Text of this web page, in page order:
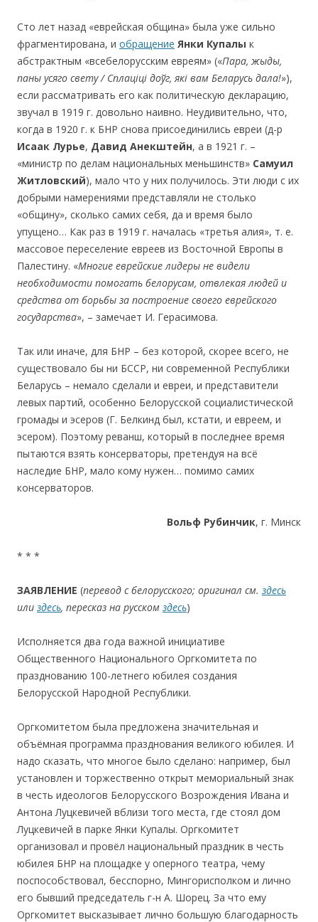
Сто лет назад «еврейская община» была уже сильно
фрагментирована, и обращение Янки Купалы к
абстрактным «всебелорусским евреям» («Пара, жыды,
паны усяго свету / Сплаціці доўг, які вам Беларусь дала!»),
если рассматривать его как политическую декларацию,
звучал в 1919 г. довольно наивно. Неудивительно, что,
когда в 1920 г. к БНР снова присоединились евреи (д-р
Исаак Лурье, Давид Анекштейн, а в 1921 г. –
«министр по делам национальных меньшинств» Самуил
Житловский), мало что у них получилось. Эти люди с их
добрыми намерениями представляли не столько
«общину», сколько самих себя, да и время было
упущено… Как раз в 1919 г. началась «третья алия», т. е.
массовое переселение евреев из Восточной Европы в
Палестину. «Многие еврейские лидеры не видели
необходимости помогать белорусам, отвлекая людей и
средства от борьбы за построение своего еврейского
государства», – замечает И. Герасимова.
Так или иначе, для БНР – без которой, скорее всего, не
существовало бы ни БССР, ни современной Республики
Беларусь – немало сделали и евреи, и представители
левых партий, особенно Белорусской социалистической
громады и эсеров (Г. Белкинд был, кстати, и евреем, и
эсером). Поэтому реванш, который в последнее время
пытаются взять консерваторы, претендуя на всё
наследие БНР, мало кому нужен… помимо самих
консерваторов.
Вольф Рубинчик, г. Минск
* * *
ЗАЯВЛЕНИЕ (перевод с белорусского; оригинал см. здесь
или здесь, пересказ на русском здесь)
Исполняется два года важной инициативе
Общественного Национального Оргкомитета по
празднованию 100-летнего юбилея создания
Белорусской Народной Республики.
Оргкомитетом была предложена значительная и
объёмная программа празднования великого юбилея. И
надо сказать, что многое было сделано: например, был
установлен и торжественно открыт мемориальный знак
в честь идеологов Белорусского Возрождения Ивана и
Антона Луцкевичей вблизи того места, где стоял дом
Луцкевичей в парке Янки Купалы. Оргкомитет
организовал и провёл национальный праздник в честь
юбилея БНР на площадке у оперного театра, чему
поспособствовал, бесспорно, Мингорисполком и лично
его бывший председатель г-н А. Шорец. За что ему
Оргкомитет высказывает лично большую благодарность